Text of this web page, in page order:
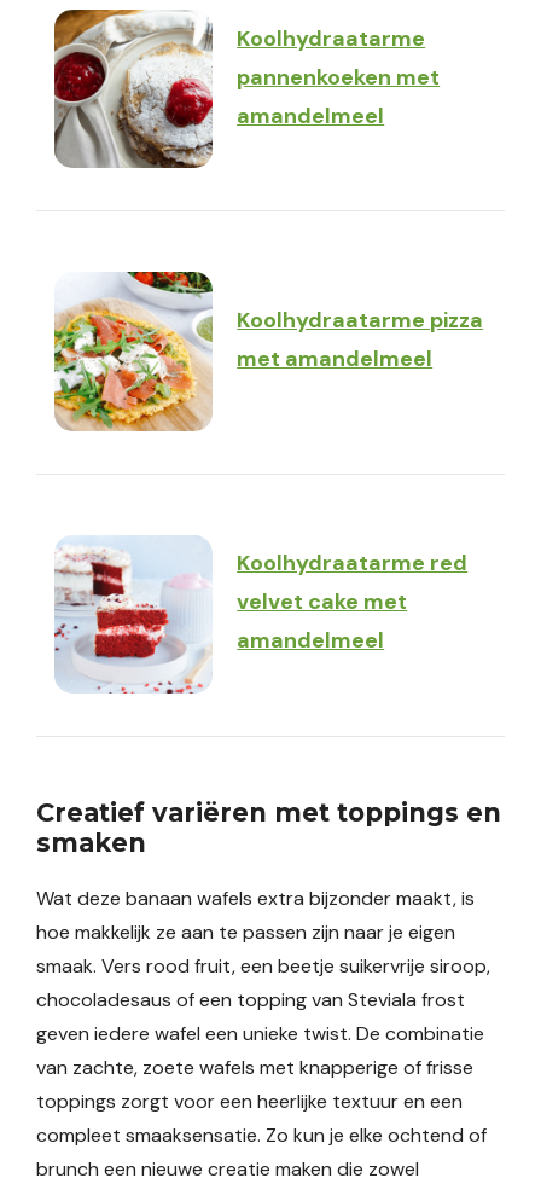
Koolhydraatarme
pannenkoeken met
amandelmeel
Koolhydraatarme pizza
met amandelmeel
Koolhydraatarme red
velvet cake met
amandelmeel
Creatief variëren met toppings en
smaken
Wat deze banaan wafels extra bijzonder maakt, is
hoe makkelijk ze aan te passen zijn naar je eigen
smaak. Vers rood fruit, een beetje suikervrije siroop,
chocoladesaus of een topping van Steviala frost
geven iedere wafel een unieke twist. De combinatie
van zachte, zoete wafels met knapperige of frisse
toppings zorgt voor een heerlijke textuur en een
compleet smaaksensatie. Zo kun je elke ochtend of
brunch een nieuwe creatie maken die zowel